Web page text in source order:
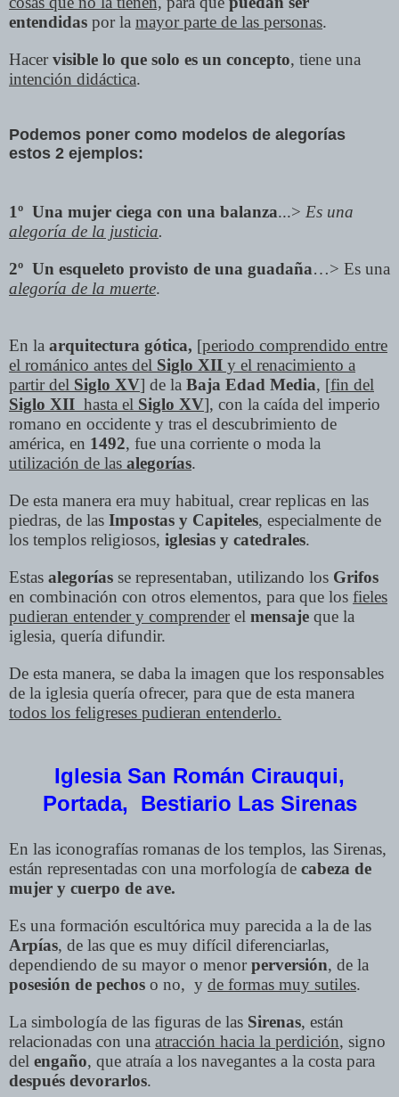
entendidas por la mayor parte de las personas.
Hacervisible lo que solo es un concepto, tiene una
intención didáctica.
Podemos poner como modelos de alegorías
estos 2 ejemplos:
1º Una mujer ciega con una balanza...> Es una
alegoría de la justicia.
2º Un esqueleto provisto de una guadaña…> Es una
alegoría de la muerte.
En la arquitectura gótica, [periodo comprendido entre
el románico antes del Siglo XII y el renacimiento a
partir del Siglo XV] de la Baja Edad Media, [fin del
Siglo XII hasta el Siglo XV], con la caída del imperio
romano en occidente y tras el descubrimiento de
américa, en 1492, fue una corriente o moda la
utilización de las alegorías.
De esta manera era muy habitual, crear replicas en las
piedras, de las Impostas y Capiteles, especialmente de
los templos religiosos, iglesias y catedrales.
Estas alegorías se representaban, utilizando los Grifos
en combinación con otros elementos, para que los fieles
pudieran entender y comprenderel mensaje que la
iglesia, quería difundir.
De esta manera, se daba la imagen que los responsables
de la iglesia quería ofrecer, para que de esta manera
todos los feligreses pudieran entenderlo.
Iglesia San Román Cirauqui,
Portada, Bestiario Las Sirenas
En las iconografías romanas de los templos, las Sirenas,
están representadas con una morfología de cabeza de
mujer y cuerpo de ave.
Es una formación escultórica muy parecida a la de las
Arpías, de las que es muy difícil diferenciarlas,
dependiendo de su mayor o menorperversión, de la
posesión de pechos o no, y de formas muy sutiles.
La simbología de las figuras de las Sirenas, están
relacionadas con una atracción hacia la perdición, signo
del engaño, que atraía a los navegantes a la costa para
después devorarlos.